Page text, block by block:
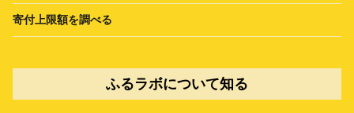
寄付上限額を調べる
ふるラボについて知る